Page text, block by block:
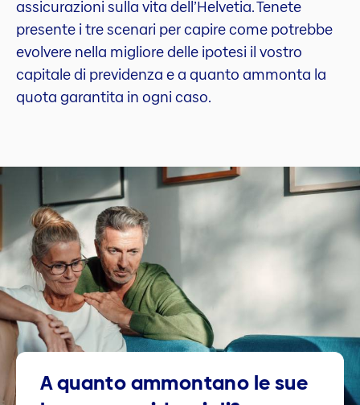
assicurazioni sulla vita dell’Helvetia. Tenete
presente i tre scenari per capire come potrebbe
evolvere nella migliore delle ipotesi il vostro
capitale di previdenza e a quanto ammonta la
quota garantita in ogni caso.
A quanto ammontano le sue